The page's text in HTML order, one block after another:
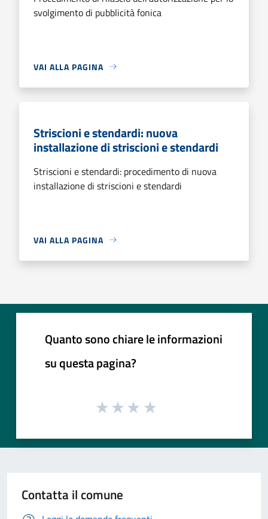
svolgimento di pubblicità fonica
VAI ALLA PAGINA
Striscioni e stendardi: nuova
installazione di striscioni e stendardi
Striscioni e stendardi: procedimento di nuova
installazione di striscioni e stendardi
VAI ALLA PAGINA
Quanto sono chiare le informazioni
su questa pagina?
Contatta il comune